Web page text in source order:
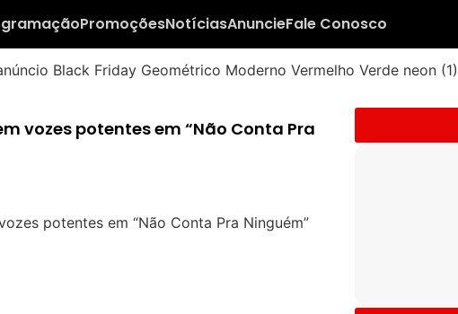
PromoçõesNotíciasAnuncieFale Conosco
vozes potentes em “Não Conta Pra